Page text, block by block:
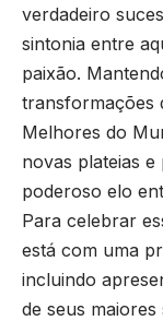
verdadeiro
sintonia entre
paixão.
transformações
Melhores do
novas plateias
poderoso elo
Para celebrar
está com uma
incluindo
de seus